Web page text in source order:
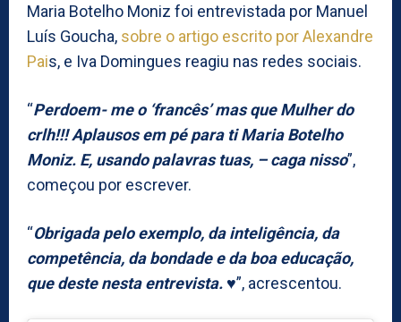
Maria Botelho Moniz foi entrevistada por Manuel
Luís Goucha, sobre o artigo escrito por Alexandre
Pais, e Iva Domingues reagiu nas redes sociais.
“Perdoem- me o ‘francês’ mas que Mulher do
crlh!!! Aplausos em pé para ti Maria Botelho
Moniz. E, usando palavras tuas, – caga nisso”,
começou por escrever.
“Obrigada pelo exemplo, da inteligência, da
competência, da bondade e da boa educação,
que deste nesta entrevista. ♥️”, acrescentou.